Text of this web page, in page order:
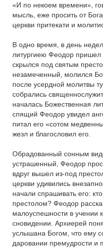
«И по некоем времени»,
мысль, еже просить от
церкви притекати и
В одно время, в день
литургиею Феодор пришел
скрылся под святым
незамеченный, молился
после усердной молитвы
собрались
началась Божественная
спящий Феодор увидел
питал его «сотом
жезл и благословил его.
Обрадованный сонным
устрашенный, Феодор
вдруг вышел из-под
церкви удивились
начали спрашивать его:
престолом? Феодор
малоуспешности в учении
сновидении. Архиерей
услышана Богом, что ему
даровании премудрости и